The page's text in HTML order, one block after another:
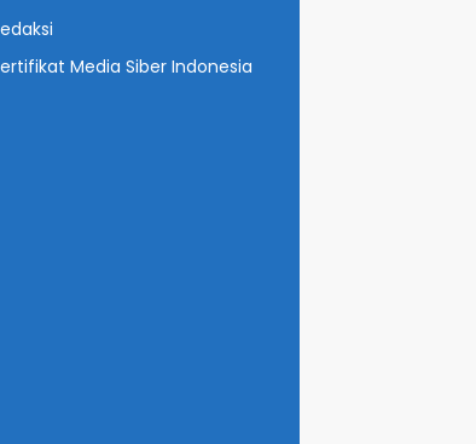
Media Siber Indonesia